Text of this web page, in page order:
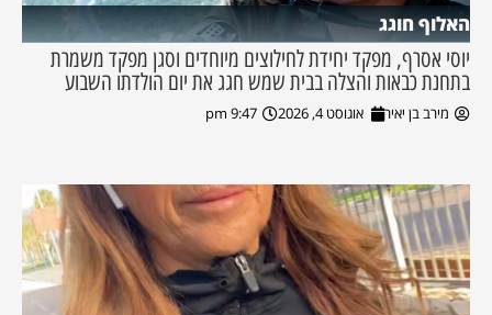
האלוף חוגג
יוסי אסרף, מפקד יחידת לחילוצים מיוחדים וסגן מפקד משמרת
בתחנת כבאות והצלה בבית שמש חגג את יום הולדתו השבוע
מירב בן יאיר אוגוסט 4, 2026 9:47 pm